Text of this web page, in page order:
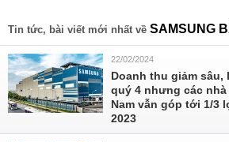
Tin tức, bài viết mới nhất về SAMSUNG
22/02/2024
Doanh thu giảm sâu,
quý 4 nhưng các nhà
Nam vẫn góp tới 1/3
2023